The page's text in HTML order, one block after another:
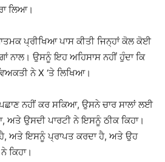
ਲਿਆ।
ਪ੍ਰੀਖਿਆ ਪਾਸ ਕੀਤੀ ਜਿਨ੍ਹਾਂ ਕੋਲ ਕੋਈ
ਨਾਲ। ਉਸਨੂੰ ਇਹ ਅਹਿਸਾਸ ਨਹੀਂ ਹੁੰਦਾ ਕਿ
ਨੇ X ‘ਤੇ ਲਿਖਿਆ।
ਨਹੀਂ ਕਰ ਸਕਿਆ, ਉਸਨੇ ਚਾਰ ਸਾਲਾਂ ਲਈ
ਅਤੇ ਉਸਦੀ ਪਾਰਟੀ ਨੇ ਇਸਨੂੰ ਠੀਕ ਕਿਹਾ।
ਹੈ, ਅਤੇ ਇਸਨੂੰ ਪ੍ਰਾਪਤ ਕਰਦਾ ਹੈ, ਅਤੇ ਉਹ
ਕਿਹਾ।